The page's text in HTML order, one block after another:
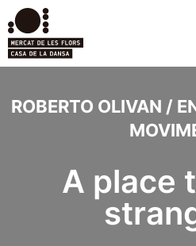
ROBERTO OLIVAN /
A place